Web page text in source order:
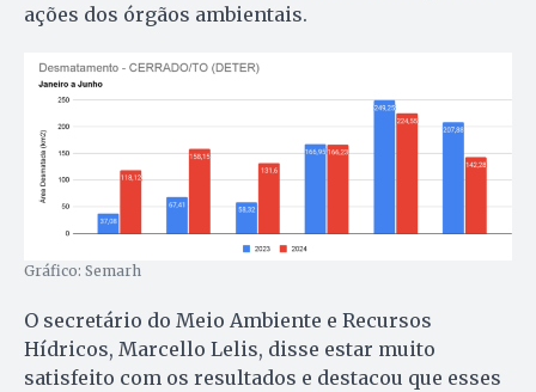
ações dos órgãos ambientais.
Gráfico: Semarh
O secretário do Meio Ambiente e Recursos
Hídricos, Marcello Lelis, disse estar muito
satisfeito com os resultados e destacou que esses